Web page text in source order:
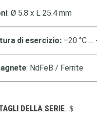
: Ø 5.8 x L 25.4 mm
di esercizio: –20 °C …
: NdFeB / Ferrite
DELLA SERIE